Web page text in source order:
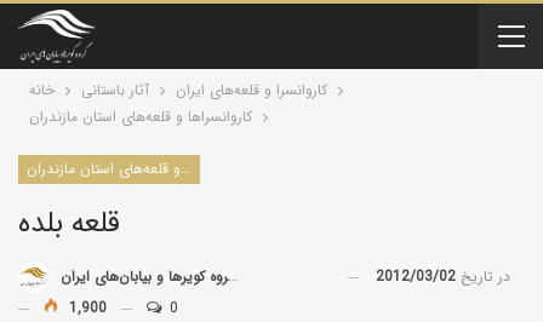
خانه آثار باستانی
کاروانسرا و قلعه‌های ایران
كاروانسراها و قلعه‌های استان مازندران
كاروانسراها و قلعه‌های استان مازندران
قلعه بلده
توسط گروه کویرها و بیابان‌های ایران در تاریخ 2012/03/02
1,900
0